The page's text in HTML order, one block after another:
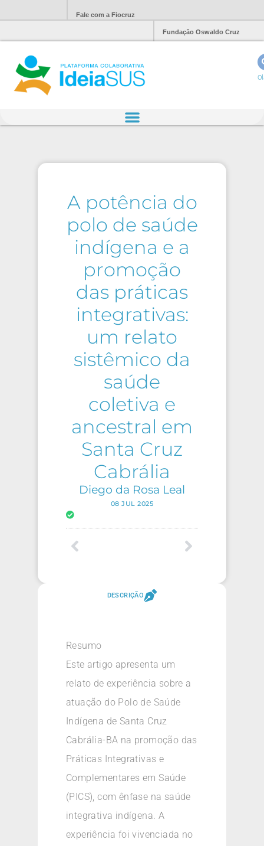
Fale com a Fiocruz
Fundação Oswaldo Cruz
A potência do
polo de saúde
indígena e a
promoção
das práticas
integrativas:
um relato
sistêmico da
saúde
coletiva e
ancestral em
Santa Cruz
Cabrália
Diego da Rosa Leal
08 JUL 2025
DESCRIÇÃO
Resumo
Este artigo apresenta um
relato de experiência sobre a
atuação do Polo de Saúde
Indígena de Santa Cruz
Cabrália-BA na promoção das
Práticas Integrativas e
Complementares em Saúde
(PICS), com ênfase na saúde
integrativa indígena. A
experiência foi vivenciada no